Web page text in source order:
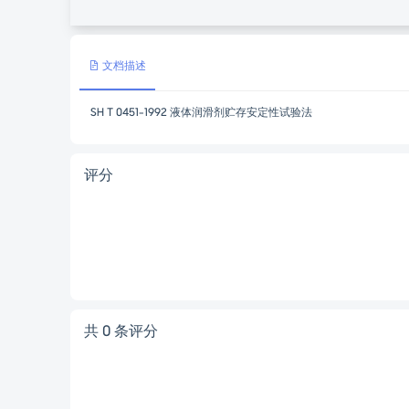
文档描述
SH T 0451-1992 液体润滑剂贮存安定性试验法
评分
共 0 条评分